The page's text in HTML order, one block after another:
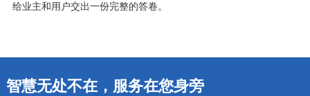
给业主和用户交出一份完整的答卷。
智慧无处不在，服务在您身旁